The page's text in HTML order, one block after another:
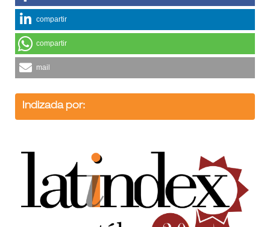
compartir
compartir
mail
Indizada por: